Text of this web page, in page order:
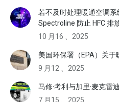
若不及时处理暖通空调
Spectroline 防止 HFC 排
10 月16 、2025
美国环保署（EPA）关
9 月12 、2025
马修·考利与加里·麦克雷
7 月15 、2025